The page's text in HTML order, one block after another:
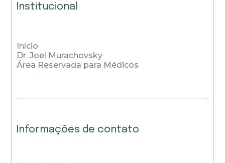
Institucional
Início
Dr. Joel Murachovsky
Área Reservada para Médicos
Informações de contato